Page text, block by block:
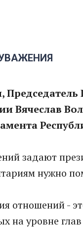
Вячеслав
задают
нужно
отношений -
на уровне